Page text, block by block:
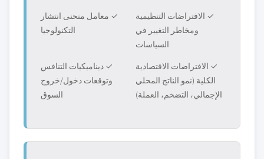
✓ الافتراضات التنظيمية
ومخاطر التغيير في
السياسات
✓ معامل منحنى انتشار
التكنولوجيا
✓ الافتراضات الاقتصادية
الكلية (نمو الناتج المحلي
الإجمالي، التضخم، العملة)
✓ ديناميكيات التنافس
وتوقعات دخول/خروج
السوق